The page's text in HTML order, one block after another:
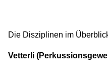
Die Disziplinen im
Vetterli